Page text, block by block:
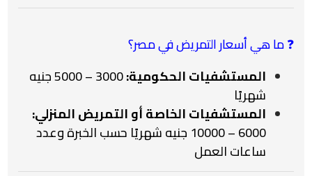
❓ ما هي أسعار التمريض في مصر؟
المستشفيات الحكومية:
3000 – 5000 جنيه
شهريًا
المستشفيات الخاصة أو التمريض المنزلي:
6000 – 10000 جنيه شهريًا حسب الخبرة وعدد
ساعات العمل